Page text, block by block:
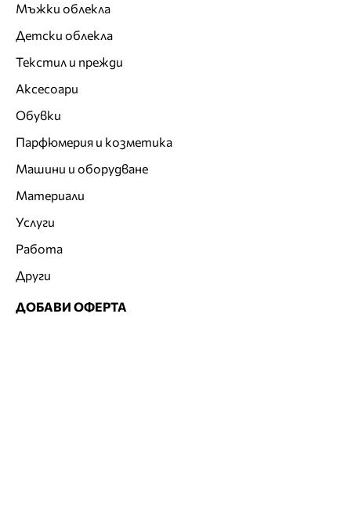
Мъжки облекла
Детски облекла
Текстил и прежди
Аксесоари
Обувки
Парфюмерия и козметика
Машини и оборудване
Материали
Услуги
Работа
Други
ДОБАВИ ОФЕРТА